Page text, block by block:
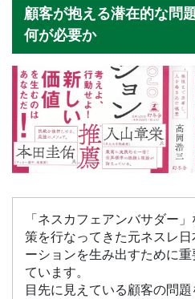
顧客が抱える潜在的な問
何が必要か
「ネスカフェアンバサダー
策を行なってきた元ネスレ
ーションを生み出すために
ています。
目先に見えている顧客の問